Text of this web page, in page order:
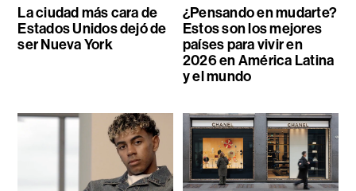
La ciudad más cara de
Estados Unidos dejó de
ser Nueva York
¿Pensando en mudarte?
Estos son los mejores
países para vivir en
2026 en América Latina
y el mundo